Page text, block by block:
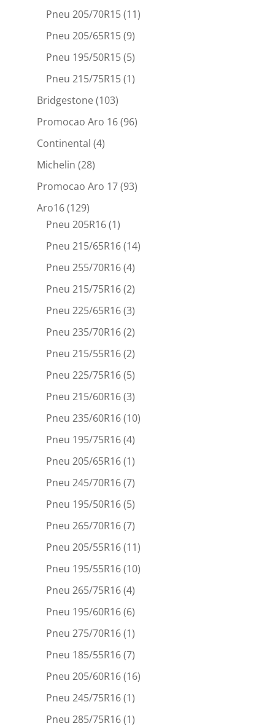
Pneu 205/70R15(11)
Pneu 205/65R15(9)
Pneu 195/50R15(5)
Pneu 215/75R15(1)
Bridgestone(103)
Promocao Aro 16(96)
Continental (4)
Michelin (28)
Promocao Aro 17(93)
Aro16(129)
Pneu 205R16(1)
Pneu 215/65R16(14)
Pneu 255/70R16(4)
Pneu 215/75R16(2)
Pneu 225/65R16(3)
Pneu 235/70R16(2)
Pneu 215/55R16(2)
Pneu 225/75R16(5)
Pneu 215/60R16(3)
Pneu 235/60R16(10)
Pneu 195/75R16(4)
Pneu 205/65R16(1)
Pneu 245/70R16(7)
Pneu 195/50R16(5)
Pneu 265/70R16(7)
Pneu 205/55R16(11)
Pneu 195/55R16(10)
Pneu 265/75R16(4)
Pneu 195/60R16(6)
Pneu 275/70R16(1)
Pneu 185/55R16(7)
Pneu 205/60R16(16)
Pneu 245/75R16(1)
Pneu 285/75R16(1)